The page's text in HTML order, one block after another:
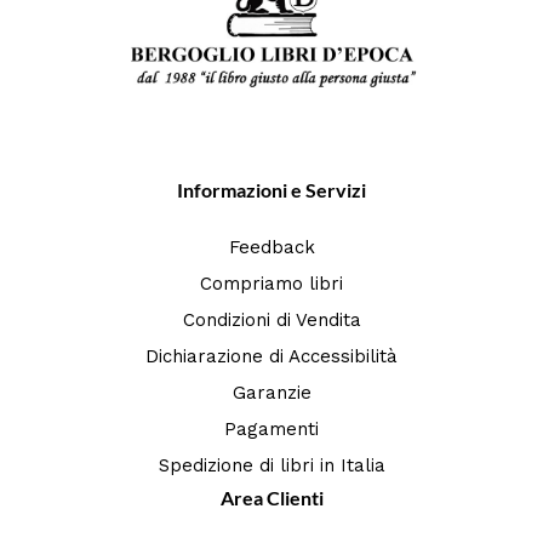
Informazioni e Servizi
Feedback
Compriamo libri
Condizioni di Vendita
Dichiarazione di Accessibilità
Garanzie
Pagamenti
Spedizione di libri in Italia
Area Clienti